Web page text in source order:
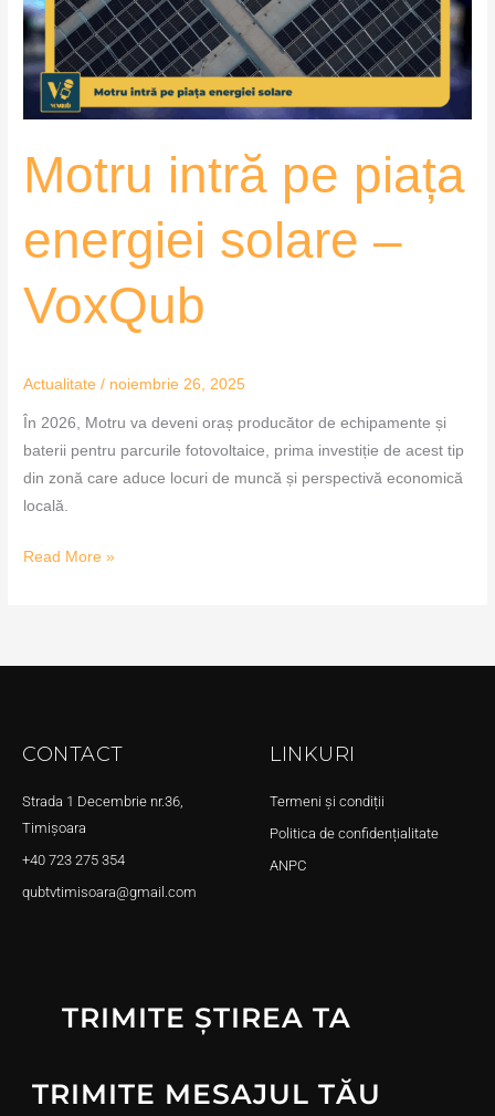
Motru intră pe piața
energiei solare –
VoxQub
Actualitate / noiembrie 26, 2025
În 2026, Motru va deveni oraș producător de echipamente și
baterii pentru parcurile fotovoltaice, prima investiție de acest tip
din zonă care aduce locuri de muncă și perspectivă economică
locală.
solare
–
VoxQub
Read More »
CONTACT
Strada 1 Decembrie nr.36,
Timișoara
+40 723 275 354
qubtvtimisoara@gmail.com
LINKURI
Termeni și condiții
Politica de confidențialitate
ANPC
TRIMITE ȘTIREA TA
TRIMITE MESAJUL TĂU